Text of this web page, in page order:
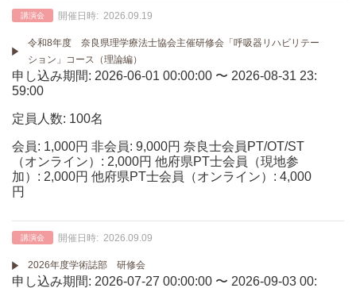
講演会 開催日時: 2026.09.19
令和8年度 奈良県理学療法士協会主催研修会「呼吸器リハビリテー
ション」コース（理論編）
申し込み期間: 2026-06-01 00:00:00 〜 2026-08-31 23:
59:00
定員人数: 100名
会員: 1,000円 非会員: 9,000円 奈良士会員PT/OT/ST
（オンライン）: 2,000円 他府県PT士会員（現地参
加）: 2,000円 他府県PT士会員（オンライン）: 4,000
円
講演会 開催日時: 2026.09.09
2026年度学術誌部 研修会
申し込み期間: 2026-07-27 00:00:00 〜 2026-09-03 00: